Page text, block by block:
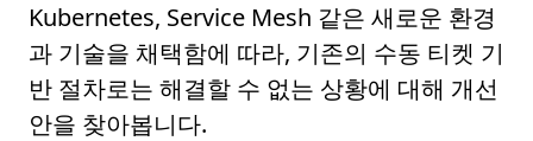
Kubernetes, Service Mesh 같은 새로운 환경
과 기술을 채택함에 따라, 기존의 수동 티켓 기
반 절차로는 해결할 수 없는 상황에 대해 개선
안을 찾아봅니다.